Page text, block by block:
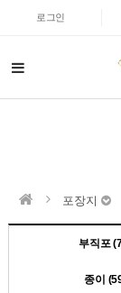
로그인
포장지
부직포
종이